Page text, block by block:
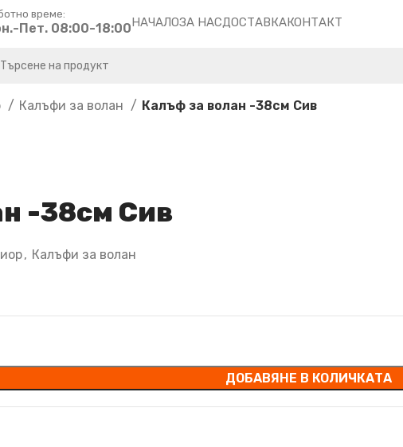
време:
Пет. 08:00-18:00НАЧАЛОЗА НАСДОСТАВКАКОНТАКТ
Калъфи за волан
Калъф за волан -38см Сив
-38см Сив
, Калъфи за волан
ДОБАВЯНЕ В КОЛИЧКАТА